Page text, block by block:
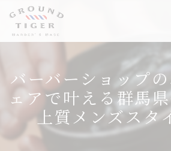
バーバーショップ
ェアで叶える群馬
上質メンズスタ